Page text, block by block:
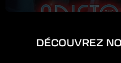
DÉCOUVREZ